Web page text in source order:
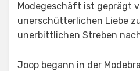
Modegeschäft ist geprägt
unerschütterlichen Liebe
unerbittlichen Streben
Joop begann in der